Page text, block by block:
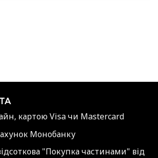
картою Visa чи Mastercard
Монобанку
"Покупка частинами" від